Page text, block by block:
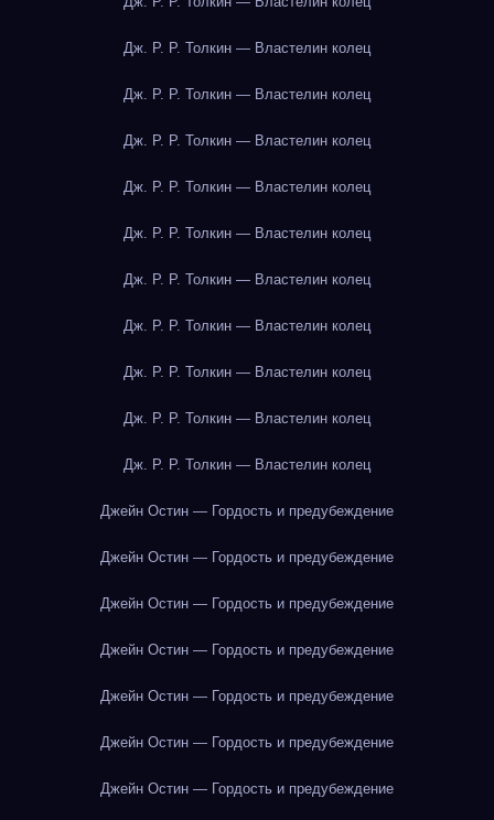
Дж. Р. Р. Толкин — Властелин колец
Дж. Р. Р. Толкин — Властелин колец
Дж. Р. Р. Толкин — Властелин колец
Дж. Р. Р. Толкин — Властелин колец
Дж. Р. Р. Толкин — Властелин колец
Дж. Р. Р. Толкин — Властелин колец
Дж. Р. Р. Толкин — Властелин колец
Дж. Р. Р. Толкин — Властелин колец
Дж. Р. Р. Толкин — Властелин колец
Дж. Р. Р. Толкин — Властелин колец
Джейн Остин — Гордость и предубеждение
Джейн Остин — Гордость и предубеждение
Джейн Остин — Гордость и предубеждение
Джейн Остин — Гордость и предубеждение
Джейн Остин — Гордость и предубеждение
Джейн Остин — Гордость и предубеждение
Джейн Остин — Гордость и предубеждение